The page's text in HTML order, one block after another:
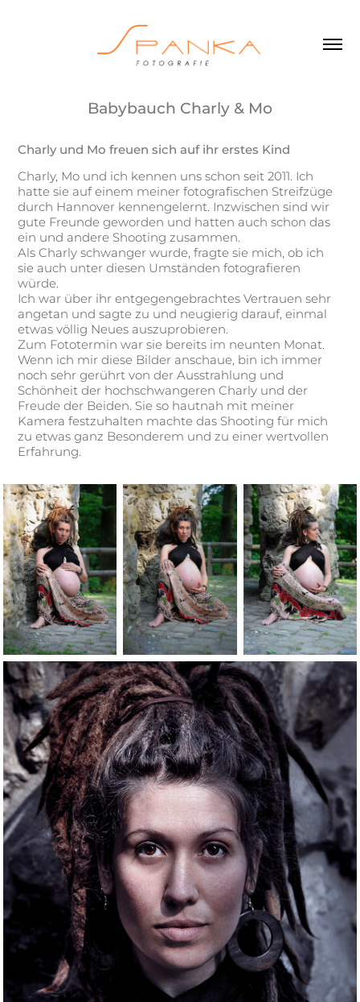
Babybauch Charly & Mo
Charly und Mo freuen sich auf ihr erstes Kind
Charly, Mo und ich kennen uns schon seit 2011. Ich
hatte sie auf einem meiner fotografischen Streifzüge
durch Hannover kennengelernt. Inzwischen sind wir
gute Freunde geworden und hatten auch schon das
ein und andere Shooting zusammen.
Als Charly schwanger wurde, fragte sie mich, ob ich
sie auch unter diesen Umständen fotografieren
würde.
Ich war über ihr entgegengebrachtes Vertrauen sehr
angetan und sagte zu und neugierig darauf, einmal
etwas völlig Neues auszuprobieren.
Zum Fototermin war sie bereits im neunten Monat.
Wenn ich mir diese Bilder anschaue, bin ich immer
noch sehr gerührt von der Ausstrahlung und
Schönheit der hochschwangeren Charly und der
Freude der Beiden. Sie so hautnah mit meiner
Kamera festzuhalten machte das Shooting für mich
zu etwas ganz Besonderem und zu einer wertvollen
Erfahrung.